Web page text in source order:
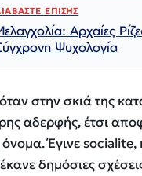
ΕΠΙΣΗΣ
Αρχαίες
Ψυχολογία
στην σκιά της
αδερφής, έτσι
όνομα. Έγινε
δημόσιες